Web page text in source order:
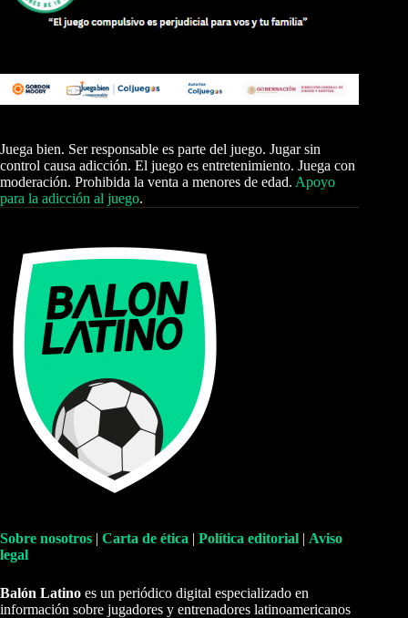
Juega bien. Ser responsable es parte del juego. Jugar sin
control causa adicción. El juego es entretenimiento. Juega con
moderación. Prohibida la venta a menores de edad. Apoyo
para la adicción al juego.
Sobre nosotros | Carta de ética | Política editorial | Aviso
legal
Balón Latino es un periódico digital especializado en
información sobre jugadores y entrenadores latinoamericanos